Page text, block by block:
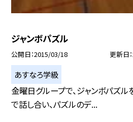
ジャンボパズル
公開日 2015/03/18 更新日
あすなろ学級
金曜日グループで、ジャンボパズル
で話し合い、パズルのデ...